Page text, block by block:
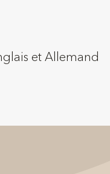
et Allemand